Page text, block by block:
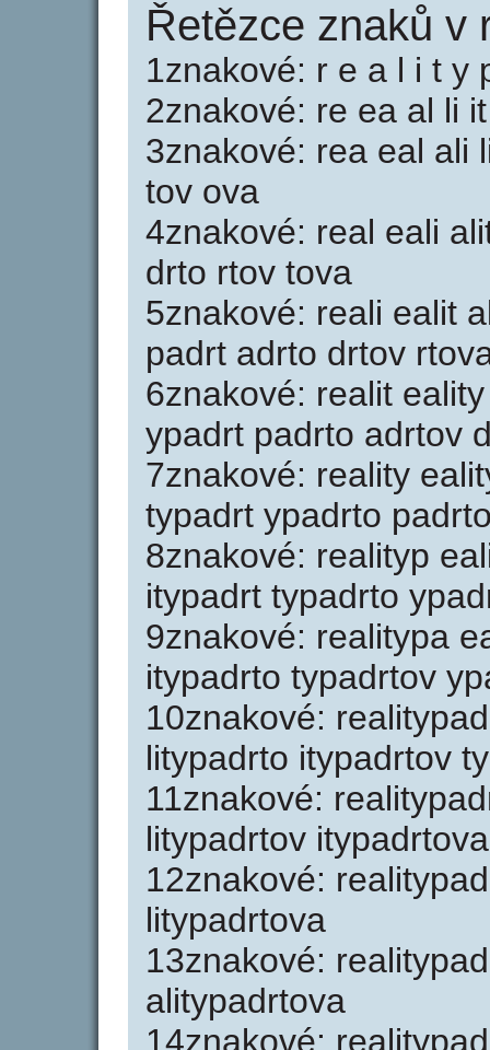
Řetězce znaků v
1znakové: r e a l i t y
2znakové: re ea al li
3znakové: rea eal ali
tov ova
4znakové: real eali
drto rtov tova
5znakové: reali ealit
padrt adrto drtov
6znakové: realit
ypadrt padrto adrtov
7znakové: reality
typadrt ypadrto
8znakové: realityp
itypadrt typadrto
9znakové: realitypa
itypadrto typadrtov
10znakové:
litypadrto itypadrtov
11znakové:
litypadrtov itypadrtova
12znakové:
litypadrtova
13znakové:
alitypadrtova
14znakové: